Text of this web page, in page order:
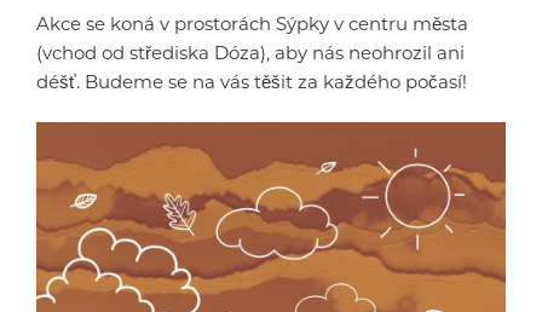
Akce se koná v prostorách Sýpky v centru města
(vchod od střediska Dóza), aby nás neohrozil ani
déšť. Budeme se na vás těšit za každého počasí!